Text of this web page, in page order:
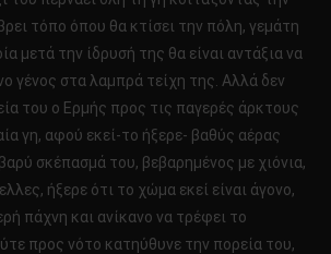
τόπο όπου θα κτίσει την πόλη, γεμάτη
μετά την ίδρυσή της θα είναι αντάξια να
γένος στα λαμπρά τείχη της. Αλλά δεν
του ο Ερμής προς τις παγερές άρκτους
γη, αφού εκεί-το ήξερε- βαθύς αέρας
σκέπασμά του, βεβαρημένος με χιόνια,
ήξερε ότι το χώμα εκεί είναι άγονο,
πάχνη και ανίκανο να τρέφει το
προς νότο κατηύθυνε την πορεία του,